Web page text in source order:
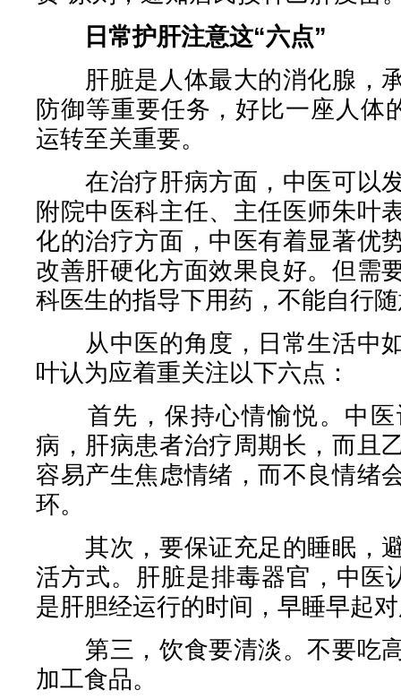
日常护肝注意这“六点”
肝脏是人体最大的消化腺，
防御等重要任务，好比一座人体
运转至关重要。
在治疗肝病方面，中医可以
附院中医科主任、主任医师朱叶
化的治疗方面，中医有着显著优
改善肝硬化方面效果良好。但需
科医生的指导下用药，不能自行
从中医的角度，日常生活中
叶认为应着重关注以下六点：
首先，保持心情愉悦。中医
病，肝病患者治疗周期长，而且
容易产生焦虑情绪，而不良情绪
环。
其次，要保证充足的睡眠，
活方式。肝脏是排毒器官，中医
是肝胆经运行的时间，早睡早起
第三，饮食要清淡。不要吃
加工食品。